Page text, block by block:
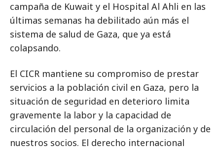
campaña de Kuwait y el Hospital Al Ahli en las
últimas semanas ha debilitado aún más el
sistema de salud de Gaza, que ya está
colapsando.
El CICR mantiene su compromiso de prestar
servicios a la población civil en Gaza, pero la
situación de seguridad en deterioro limita
gravemente la labor y la capacidad de
circulación del personal de la organización y de
nuestros socios. El derecho internacional